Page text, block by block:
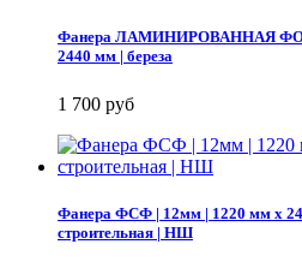
Фанера ЛАМИНИРОВАННАЯ
2440 мм | береза
1 700 руб
Фанера ФСФ | 12мм | 1220 мм х
строительная | НШ